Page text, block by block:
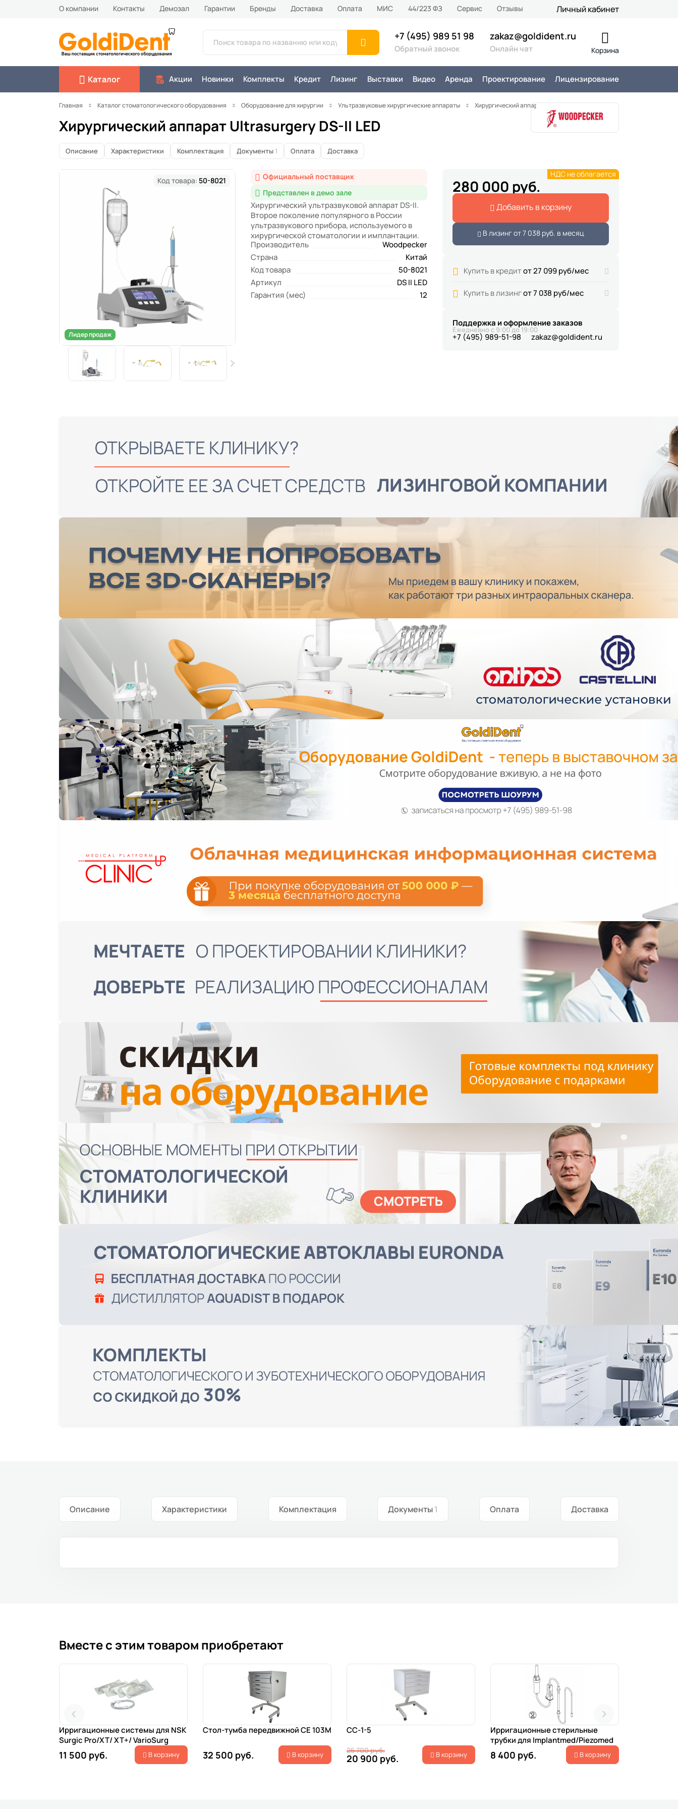
О компании Контакты Демозал Гарантии Бренды Доставка Оплата MИС 44/223 ФЗ Сервис Отзывы Личный кабинет
+7 (495) 989 51 98
Обратный звонок
zakaz@goldident.ru
Онлайн чат Корзина
Каталог Акции Новинки Комплекты Кредит Лизинг Выставки Видео Аренда Проектирование Лицензирование
Главная Каталог стоматологического оборудования Оборудование для хирургии Ультразвуковые хирургические аппараты Хирургический аппарат Ultrasurgery DS-II LED
Хирургический аппарат Ultrasurgery DS-II LED
Описание Характеристики Комплектация Документы 1 Оплата Доставка
Лидер продаж
Код товара: 50-8021
Официальный поставщик
Представлен в демо зале
Хирургический ультразвуковой аппарат DS-II.
Второе поколение популярного в России
ультразвукового прибора, используемого в
хирургической стоматологии и имплантации.
Производитель
Woodpecker
Страна
Китай
Код товара
50-8021
Артикул
DS II LED
Гарантия (мес)
12
280 000 руб.
Добавить в корзину
В лизинг от7 038 руб. в месяц
НДС не облагается
Купить в кредитот 27 099 руб/мес
Купить в лизингот 7 038 руб/мес
Поддержка и оформление заказов
Ежедневно с 9:00 до 19:00
+7 (495) 989-51-98 zakaz@goldident.ru
Описание Характеристики Комплектация Документы1 Оплата Доставка
Вместе с этим товаром приобретают
Ирригационные системы для NSK
Surgic Pro/XT/ XT+/ VarioSurg
11 500 руб. В корзину
Стол-тумба передвижной СЕ 103М
32 500 руб. В корзину
СС-1-5
20 900 руб.
25 700 руб. В корзину
Ирригационные стерильные
трубки для Implantmed/Piezomed
8 400 руб. В корзину